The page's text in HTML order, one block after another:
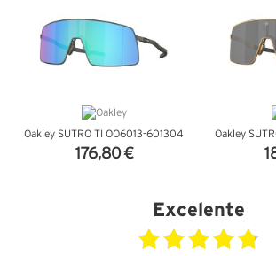
Oakley SUTRO TI OO6013-601304
176,80 €
Oakley
Excelente